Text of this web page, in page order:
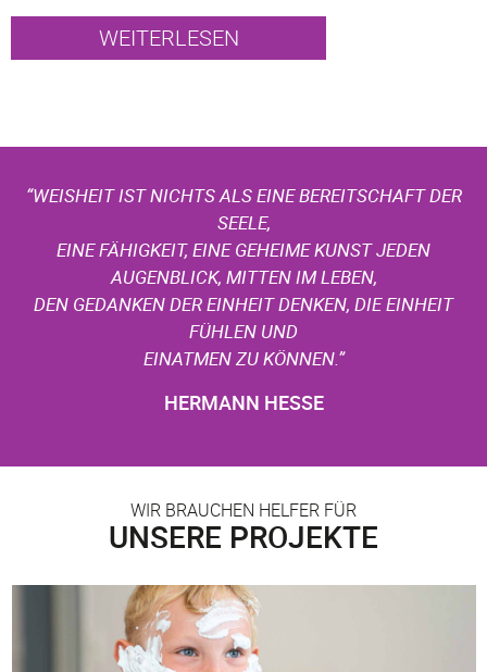
WEITERLESEN
“WEISHEIT IST NICHTS ALS EINE BEREITSCHAFT DER
SEELE,
EINE FÄHIGKEIT, EINE GEHEIME KUNST JEDEN
AUGENBLICK, MITTEN IM LEBEN,
DEN GEDANKEN DER EINHEIT DENKEN, DIE EINHEIT
FÜHLEN UND
EINATMEN ZU KÖNNEN.”
HERMANN HESSE
WIR BRAUCHEN HELFER FÜR
UNSERE PROJEKTE